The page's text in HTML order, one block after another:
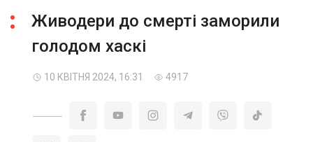
Живодери до смерті заморили
голодом хаскі
10 КВІТНЯ 2024, 16:31 4917